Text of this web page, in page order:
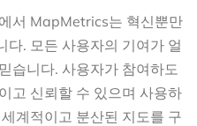
서 MapMetrics는 혁신뿐만
다. 모든 사용자의 기여가 얼
습니다. 사용자가 참여하도
고 신뢰할 수 있으며 사용하
계적이고 분산된 지도를 구